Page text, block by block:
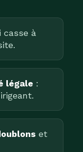
casse à
légale :
et